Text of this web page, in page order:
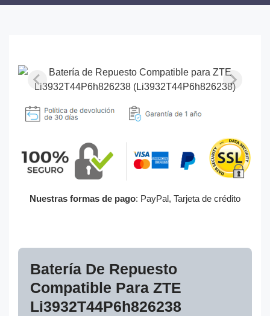
Nuestras formas de pago: PayPal, Tarjeta de crédito
Batería De Repuesto
Compatible Para ZTE
Li3932T44P6h826238